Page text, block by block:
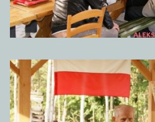
Piknik Historyczny